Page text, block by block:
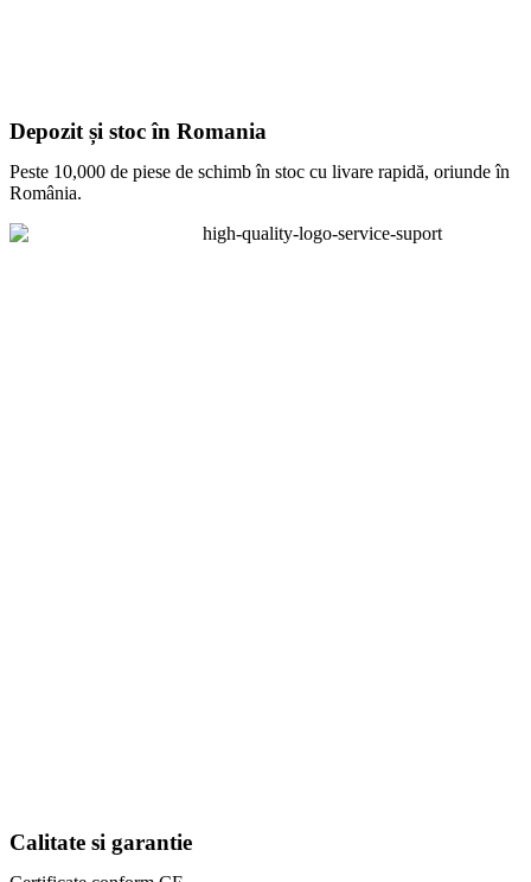
Depozit și stoc în Romania
Peste 10,000 de piese de schimb în stoc cu livare rapidă, oriunde în
România.
Calitate si garantie